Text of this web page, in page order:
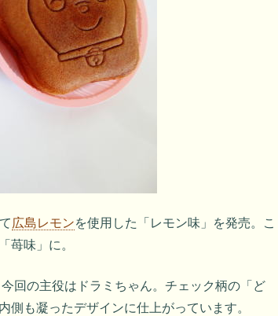
広島レモンを使用した「レモン味」を発売。こ
苺味」に。
回の主役はドラミちゃん。チェック柄の「ど
側も凝ったデザインに仕上がっています。